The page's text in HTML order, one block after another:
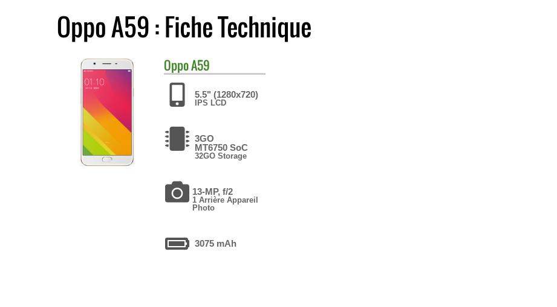
Oppo A59 : Fiche Technique
OppoA59
5.5" (1280x720)
IPS LCD
3GO
MT6750 SoC
32GO Storage
13-MP, f/2
1 Arrière Appareil
Photo
3075 mAh